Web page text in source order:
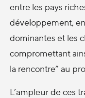
entre les pays
développement,
dominantes et les
compromettant
la rencontre” au
L’ampleur de ces